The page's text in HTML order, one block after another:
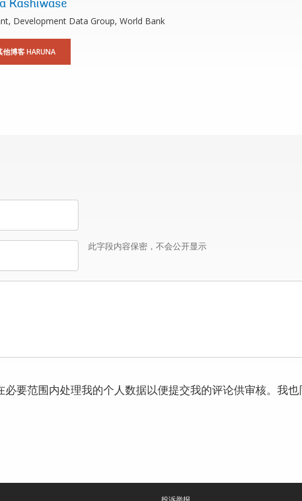
Kashiwase
Development Data Group, World Bank
他博客 HARUNA
此字段内容保密，不会公开显示
必要范围内处理我的个人数据以便提交我的评论供审核。我